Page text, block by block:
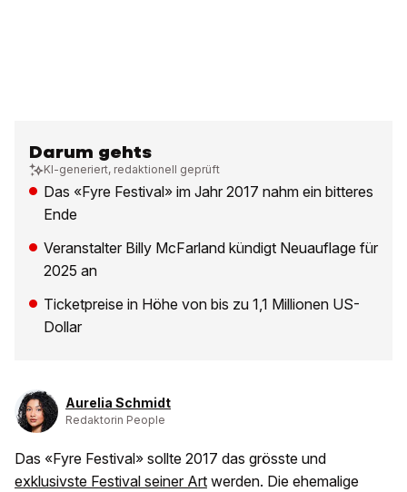
Darum gehts
KI-generiert, redaktionell geprüft
Das «Fyre Festival» im Jahr 2017 nahm ein bitteres
Ende
Veranstalter Billy McFarland kündigt Neuauflage für
2025 an
Ticketpreise in Höhe von bis zu 1,1 Millionen US-
Dollar
Aurelia Schmidt
Redaktorin People
Das «Fyre Festival» sollte 2017 das grösste und
exklusivste Festival seiner Art werden. Die ehemalige